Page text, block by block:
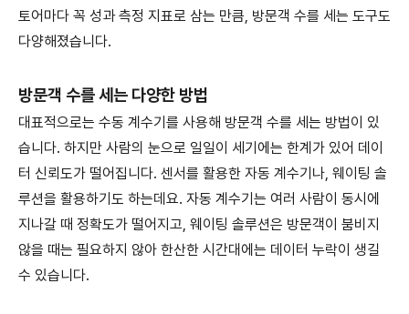
토어마다 꼭 성과 측정 지표로 삼는 만큼, 방문객 수를 세는 도구도
다양해졌습니다.
방문객 수를 세는 다양한 방법
대표적으로는 수동 계수기를 사용해 방문객 수를 세는 방법이 있
습니다. 하지만 사람의 눈으로 일일이 세기에는 한계가 있어 데이
터 신뢰도가 떨어집니다. 센서를 활용한 자동 계수기나, 웨이팅 솔
루션을 활용하기도 하는데요. 자동 계수기는 여러 사람이 동시에
지나갈 때 정확도가 떨어지고, 웨이팅 솔루션은 방문객이 붐비지
않을 때는 필요하지 않아 한산한 시간대에는 데이터 누락이 생길
수 있습니다.